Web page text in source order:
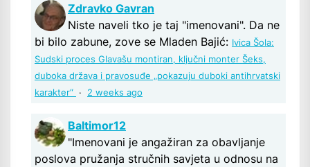
Zdravko Gavran
Niste naveli tko je taj "imenovani". Da ne
bi bilo zabune, zove se Mladen Bajić: Ivica Šola:
Sudski proces Glavašu montiran, ključni monter Šeks,
duboka država i pravosuđe „pokazuju duboki antihrvatski
karakter“ · 2 weeks ago
Baltimor12
"Imenovani je angažiran za obavljanje
poslova pružanja stručnih savjeta u odnosu na